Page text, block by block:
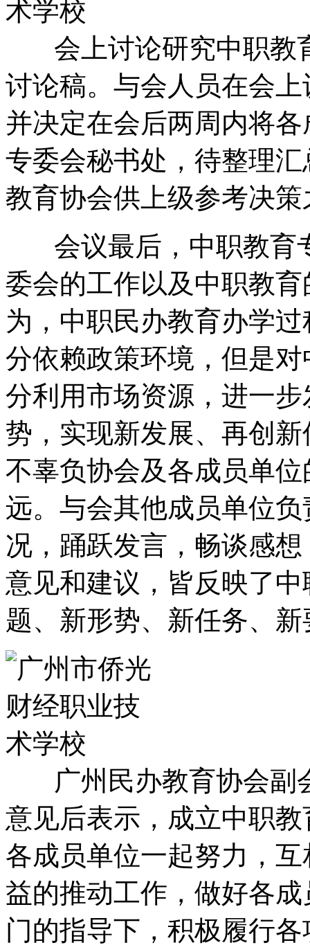
会上讨论研究中职教
讨论稿。与会人员在会
并决定在会后两周内将
专委会秘书处，待整理
教育协会供上级参考决策
会议最后，中职教育
委会的工作以及中职教
为，中职民办教育办学
分依赖政策环境，但是
分利用市场资源，进一
势，实现新发展、再创
不辜负协会及各成员单
远。与会其他成员单位
况，踊跃发言，畅谈感
意见和建议，皆反映了
题、新形势、新任务、新
广州民办教育协会副
意见后表示，成立中职
各成员单位一起努力，
益的推动工作，做好各
门的指导下，积极履行